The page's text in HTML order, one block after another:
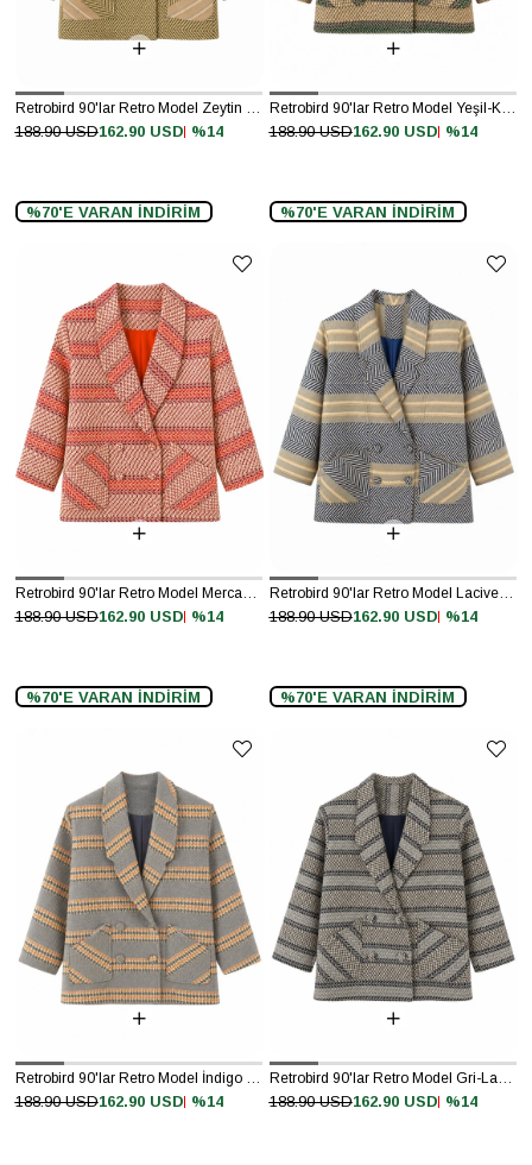
Retrobird 90'lar Retro Model Zeytin Renkli Oversize Tasarım Ekose Ceket
%14
162.90 USD
188.90 USD
%70'E VARAN İNDİRİM
Retrobird 90'lar Retro Model Yeşil-Krem Oversize Tasarım Ekose Ceket
%14
162.90 USD
188.90 USD
%70'E VARAN İNDİRİM
Retrobird 90'lar Retro Model Mercan Oversize Tasarım Ekose Ceket
%14
162.90 USD
188.90 USD
%70'E VARAN İNDİRİM
Retrobird 90'lar Retro Model Lacivert-Krem Oversize Tasarım Ekose Ceket
%14
162.90 USD
188.90 USD
%70'E VARAN İNDİRİM
Retrobird 90'lar Retro Model İndigo Oversize Tasarım Ekose Ceket
%14
162.90 USD
188.90 USD
Retrobird 90'lar Retro Model Gri-Lacivert Oversize Tasarım Ekose Ceket
%14
162.90 USD
188.90 USD